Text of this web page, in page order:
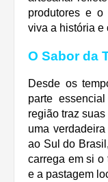
produtores e o
viva a história e
O Sabor da
Desde os
parte
região traz
uma
ao Sul do
carrega em si o
e a pastagem